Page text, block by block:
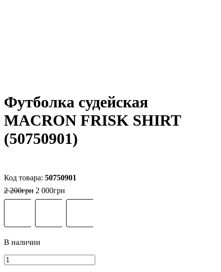
Футболка судейская
MACRON FRISK SHIRT
(50750901)
50750901
2 200грн 2 000грн